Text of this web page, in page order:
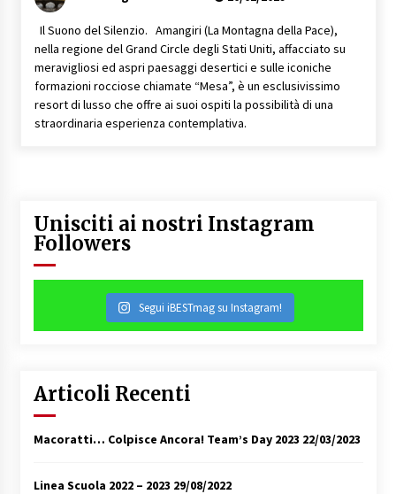
Il Suono del Silenzio. Amangiri (La Montagna della Pace),
nella regione del Grand Circle degli Stati Uniti, affacciato su
meravigliosi ed aspri paesaggi desertici e sulle iconiche
formazioni rocciose chiamate “Mesa”, è un esclusivissimo
resort di lusso che offre ai suoi ospiti la possibilità di una
straordinaria esperienza contemplativa.
Unisciti ai nostri Instagram
Followers
Segui iBESTmag su Instagram!
Articoli Recenti
Macoratti… Colpisce Ancora! Team’s Day 2023 22/03/2023
Linea Scuola 2022 – 2023 29/08/2022